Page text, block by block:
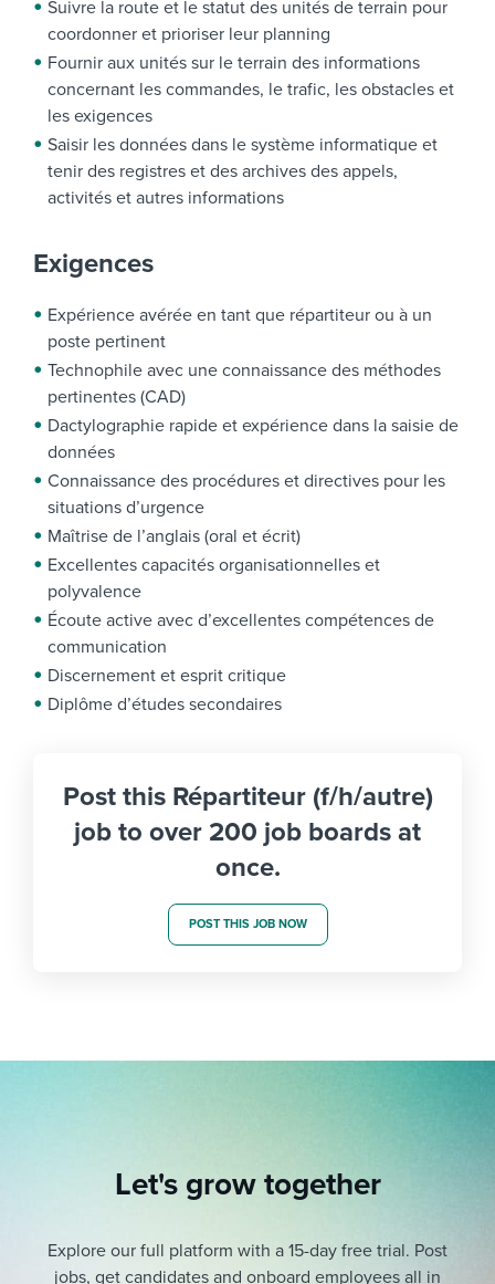
Suivre la route et le statut des unités de terrain pour
coordonner et prioriser leur planning
Fournir aux unités sur le terrain des informations
concernant les commandes, le trafic, les obstacles et
les exigences
Saisir les données dans le système informatique et
tenir des registres et des archives des appels,
activités et autres informations
Exigences
Expérience avérée en tant que répartiteur ou à un
poste pertinent
Technophile avec une connaissance des méthodes
pertinentes (CAD)
Dactylographie rapide et expérience dans la saisie de
données
Connaissance des procédures et directives pour les
situations d’urgence
Maîtrise de l’anglais (oral et écrit)
Excellentes capacités organisationnelles et
polyvalence
Écoute active avec d’excellentes compétences de
communication
Discernement et esprit critique
Diplôme d’études secondaires
Post this Répartiteur (f/h/autre)
job to over 200 job boards at
once.
POST THIS JOB NOW
Let's grow together
Explore our full platform with a 15-day free trial. Post
jobs, get candidates and onboard employees all in